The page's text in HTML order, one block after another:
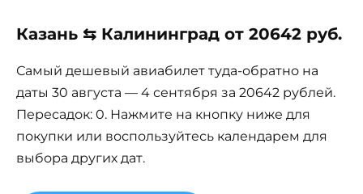
Казань ⇆ Калининград от 20642 руб.
Самый дешевый авиабилет туда-обратно на
даты 30 августа — 4 сентября за 20642 рублей.
Пересадок: 0. Нажмите на кнопку ниже для
покупки или воспользуйтесь календарем для
выбора других дат.